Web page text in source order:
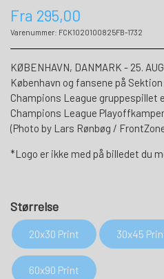
Fra 295,00
Varenummer: FCK1020100825FB-1732
KØBENHAVN, DANMARK - 25.
København og fansene på
Champions League gruppespillet
Champions League
(Photo by Lars Rønbøg /
*Logo er ikke med på billedet du
Størrelse
20x30 Print 30x45
60x90 Print